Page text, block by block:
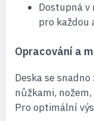
Dostupná
pro každou
Opracování a
Deska se
nůžkami, nožem,
Pro optimální